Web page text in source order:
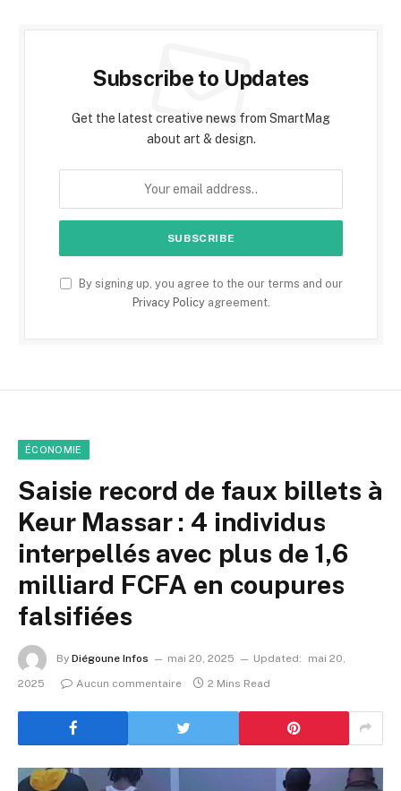
Subscribe to Updates
Get the latest creative news from SmartMag
about art & design.
By signing up, you agree to the our terms and our
Privacy Policyagreement.
ÉCONOMIE
Saisie record de faux billets à
Keur Massar : 4 individus
interpellés avec plus de 1,6
milliard FCFA en coupures
falsifiées
By Diégoune Infos mai 20, 2025 Updated:
mai 20,
2025
Aucun commentaire 2 Mins Read